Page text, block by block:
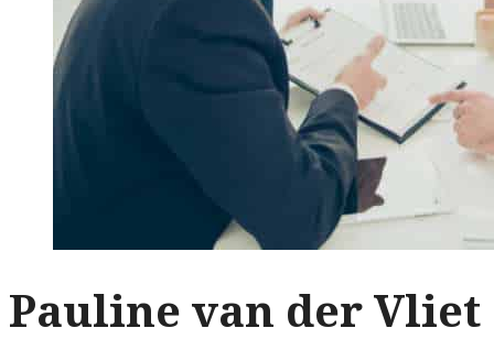
Pauline van der Vliet